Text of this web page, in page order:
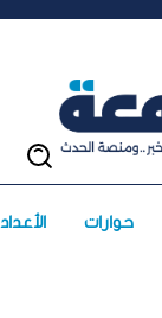
حوارات الأعداد PDF